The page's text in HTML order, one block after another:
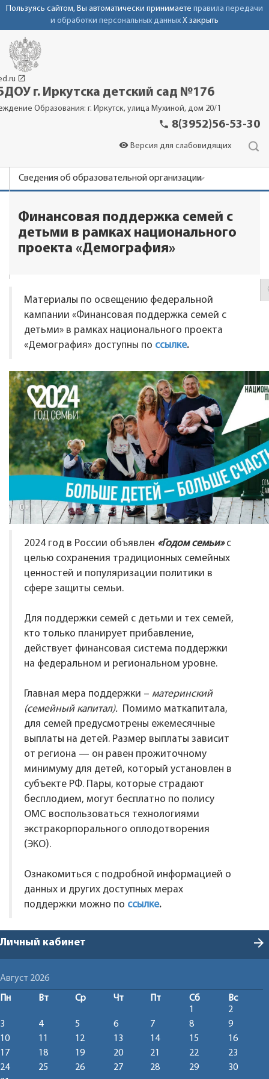
Пользуясь сайтом, Вы автоматически принимаете правила передачи
и обработки персональных данных X закрыть
launch
г. Иркутска детский сад №176
Образования: г. Иркутск, улица Мухиной, дом 20/1
phone 8(3952)56-53-30
visibility Версия для слабовидящих
Сведения об образовательной организации
Родителям
Детский сад
Финансовая поддержка семей с
детьми в рамках национального
проекта «Демография»
Материалы по освещению федеральной
кампании «Финансовая поддержка семей с
детьми» в рамках национального проекта
«Демография» доступны по ссылке.
2024 год в России объявлен «Годом семьи»с
целью сохранения традиционных семейных
ценностей и популяризации политики в
сфере защиты семьи.
Для поддержки семей с детьми и тех семей,
кто только планирует прибавление,
действует финансовая система поддержки
на федеральном и региональном уровне.
Главная мера поддержки – материнский
(семейный капитал). Помимо маткапитала,
для семей предусмотрены ежемесячные
выплаты на детей. Размер выплаты зависит
от региона — он равен прожиточному
минимуму для детей, который установлен в
субъекте РФ. Пары, которые страдают
бесплодием, могут бесплатно по полису
ОМС воспользоваться технологиями
экстракорпорального оплодотворения
(ЭКО).
Ознакомиться с подробной информацией о
данных и других доступных мерах
поддержки можно по ссылке.
Личный кабинет arrow_forward
Август 2026
Пн Вт Ср Чт Пт Сб
Вс
1
2
3
4 5 6 7 8
9
10
11 12 13 14 15
16
17
18 19 20 21 22
23
24
25 26 27 28 29
30